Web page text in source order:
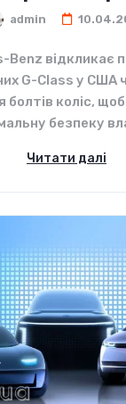
admin
Benz відкликає
G-Class у США
болтів коліс,
безпеку
Читати далі